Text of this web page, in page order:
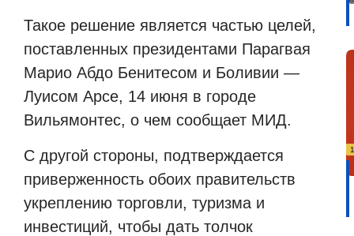
Такое решение является частью целей,
поставленных президентами Парагвая
Марио Абдо Бенитесом и Боливии —
Луисом Арсе, 14 июня в городе
Вильямонтес, о чем сообщает МИД.
С другой стороны, подтверждается
приверженность обоих правительств
укреплению торговли, туризма и
инвестиций, чтобы дать толчок